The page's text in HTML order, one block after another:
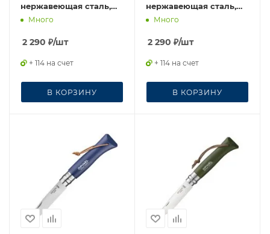
нержавеющая сталь,
черный, 002211
Много
2 290 ₽/шт
+ 114 на счет
В КОРЗИНУ
нержавеющая сталь,
хаки, блистер, 001980
Много
2 290 ₽/шт
+ 114 на счет
В КОРЗИНУ